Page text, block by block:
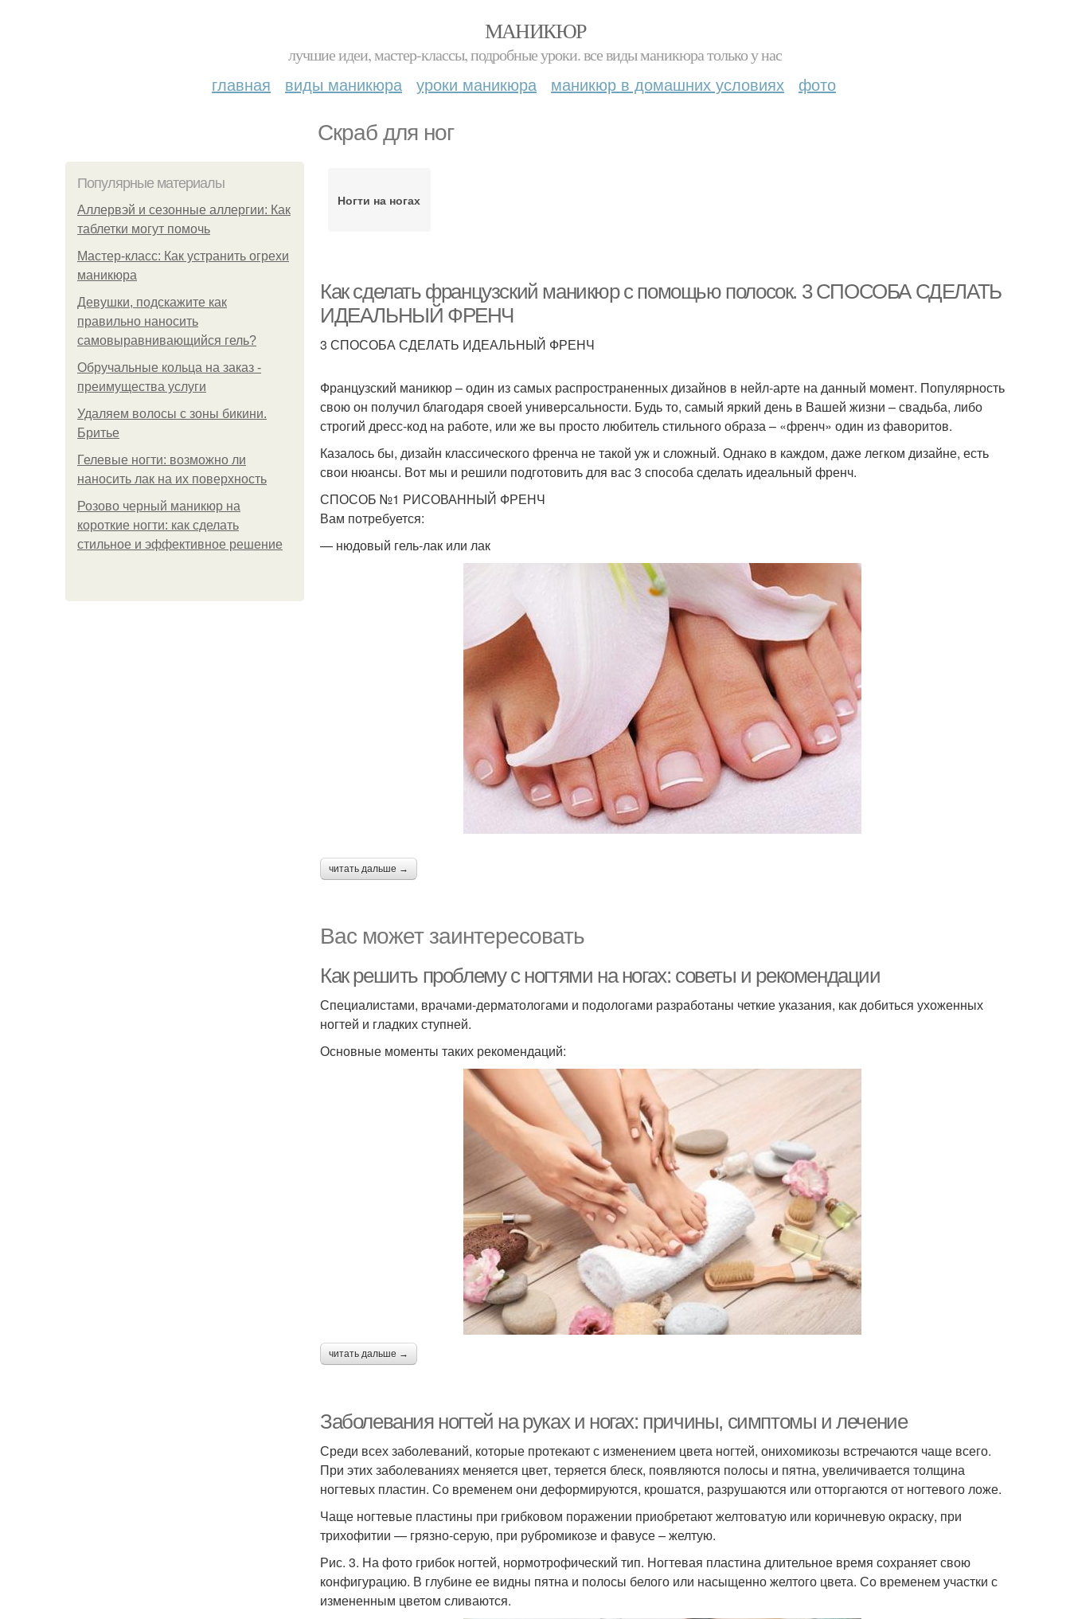
МАНИКЮР
лучшие идеи, мастер-классы, подробные уроки. все виды маникюра только у нас
главная виды маникюра уроки маникюра маникюр в домашних условиях фото
Скраб для ног
Популярные материалы
Аллервэй и сезонные аллергии: Как
таблетки могут помочь
Мастер-класс: Как устранить огрехи
маникюра
Девушки, подскажите как
правильно наносить
самовыравнивающийся гель?
Обручальные кольца на заказ -
преимущества услуги
Удаляем волосы с зоны бикини.
Бритье
Гелевые ногти: возможно ли
наносить лак на их поверхность
Розово черный маникюр на
короткие ногти: как сделать
стильное и эффективное решение
Ногти на ногах
Как сделать французский маникюр с помощью полосок. 3 СПОСОБА СДЕЛАТЬ
ИДЕАЛЬНЫЙ ФРЕНЧ
3 СПОСОБА СДЕЛАТЬ ИДЕАЛЬНЫЙ ФРЕНЧ
Французский маникюр – один из самых распространенных дизайнов в нейл-арте на данный момент. Популярность
свою он получил благодаря своей универсальности. Будь то, самый яркий день в Вашей жизни – свадьба, либо
строгий дресс-код на работе, или же вы просто любитель стильного образа – «френч» один из фаворитов.
Казалось бы, дизайн классического френча не такой уж и сложный. Однако в каждом, даже легком дизайне, есть
свои нюансы. Вот мы и решили подготовить для вас 3 способа сделать идеальный френч.
СПОСОБ №1 РИСОВАННЫЙ ФРЕНЧ
Вам потребуется:
— нюдовый гель-лак или лак
читать дальше →
Вас может заинтересовать
Как решить проблему с ногтями на ногах: советы и рекомендации
Специалистами, врачами-дерматологами и подологами разработаны четкие указания, как добиться ухоженных
ногтей и гладких ступней.
Основные моменты таких рекомендаций:
читать дальше →
Заболевания ногтей на руках и ногах: причины, симптомы и лечение
Среди всех заболеваний, которые протекают с изменением цвета ногтей, онихомикозы встречаются чаще всего.
При этих заболеваниях меняется цвет, теряется блеск, появляются полосы и пятна, увеличивается толщина
ногтевых пластин. Со временем они деформируются, крошатся, разрушаются или отторгаются от ногтевого ложе.
Чаще ногтевые пластины при грибковом поражении приобретают желтоватую или коричневую окраску, при
трихофитии — грязно-серую, при рубромикозе и фавусе – желтую.
Рис. 3. На фото грибок ногтей, нормотрофический тип. Ногтевая пластина длительное время сохраняет свою
конфигурацию. В глубине ее видны пятна и полосы белого или насыщенно желтого цвета. Со временем участки с
измененным цветом сливаются.